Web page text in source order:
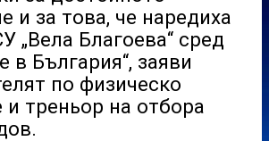
и за това, че наредиха
„Вела Благоева“ сред
в България“, заяви
по физическо
и треньор на отбора